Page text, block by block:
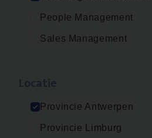
People Management
Sales Management
Provincie Antwerpen
Provincie Limburg